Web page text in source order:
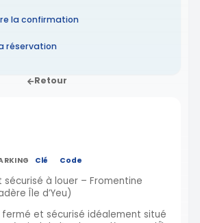
la confirmation
réservation
Retour
Clé Code
à louer – Fromentine
Île d’Yeu)
fermé et sécurisé idéalement situé